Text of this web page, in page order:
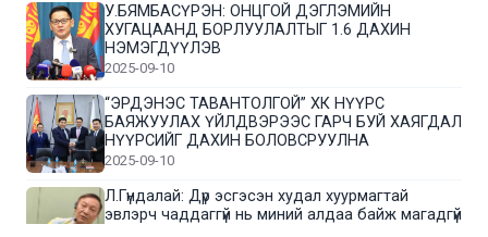
У.БЯМБАСҮРЭН: ОНЦГОЙ ДЭГЛЭМИЙН
ХУГАЦААНД БОРЛУУЛАЛТЫГ 1.6 ДАХИН
НЭМЭГДҮҮЛЭВ
2025-09-10
“ЭРДЭНЭС ТАВАНТОЛГОЙ” ХК НҮҮРС
БАЯЖУУЛАХ ҮЙЛДВЭРЭЭС ГАРЧ БУЙ ХАЯГДАЛ
НҮҮРСИЙГ ДАХИН БОЛОВСРУУЛНА
2025-09-10
Л.Гүндалай: Дүр эсгэсэн худал хуурмагтай
эвлэрч чаддаггүй нь миний алдаа байж магадгүй